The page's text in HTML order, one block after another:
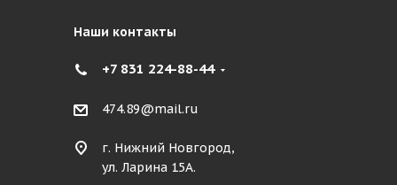
Наши контакты
+7 831 224-88-44
474.89@mail.ru
г. Нижний Новгород,
ул. Ларина 15А.